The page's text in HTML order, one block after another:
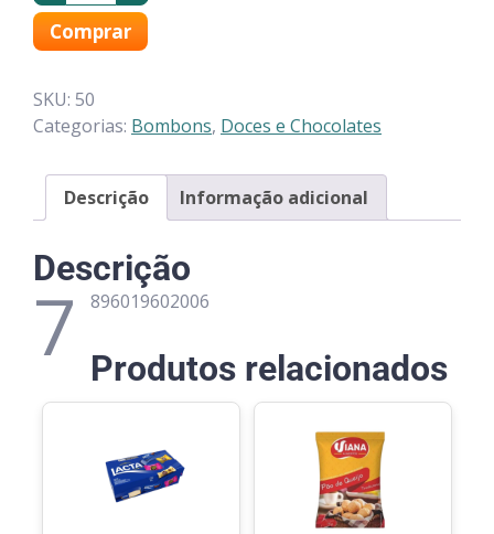
Comprar
SKU: 50
Categorias: Bombons, Doces e Chocolates
Descrição Informação adicional
Descrição
7 896019602006
Produtos relacionados